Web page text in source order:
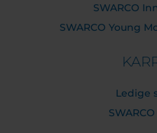
SWARCO
SWARCO Young
Ledige